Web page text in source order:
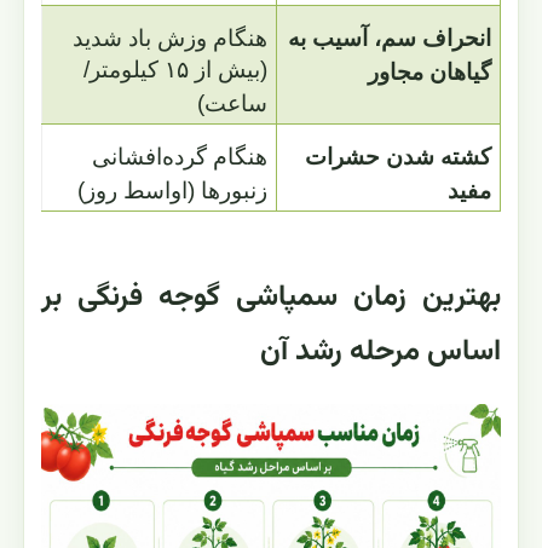
انحراف سم، آسیب به
گیاهان مجاور
هنگام وزش باد شدید
(بیش از ۱۵ کیلومتر/
ساعت)
کشته شدن حشرات
مفید
هنگام گرده‌افشانی
زنبورها (اواسط روز)
بهترین زمان سمپاشی گوجه فرنگی بر
اساس مرحله رشد آن